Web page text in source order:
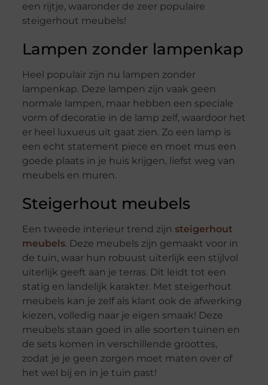
een rijtje, waaronder de zeer populaire
steigerhout meubels!
Lampen zonder lampenkap
Heel populair zijn nu lampen zonder
lampenkap. Deze lampen zijn vaak geen
normale lampen, maar hebben een speciale
vorm of decoratie in de lamp zelf, waardoor het
er heel luxueus uit gaat zien. Zo een lamp is
een echt statement piece en moet mus een
goede plaats in je huis krijgen, liefst weg van
meubels en muren.
Steigerhout meubels
Een tweede interieur trend zijn steigerhout
meubels. Deze meubels zijn gemaakt voor in
de tuin, waar hun robuust uiterlijk een stijlvol
uiterlijk geeft aan je terras. Dit leidt tot een
statig en landelijk karakter. Met steigerhout
meubels kan je zelf als klant ook de afwerking
kiezen, volledig naar je eigen smaak! Deze
meubels staan goed in alle soorten tuinen en
de sets komen in verschillende groottes,
zodat je je geen zorgen moet maten over of
het wel bij en in je tuin past!